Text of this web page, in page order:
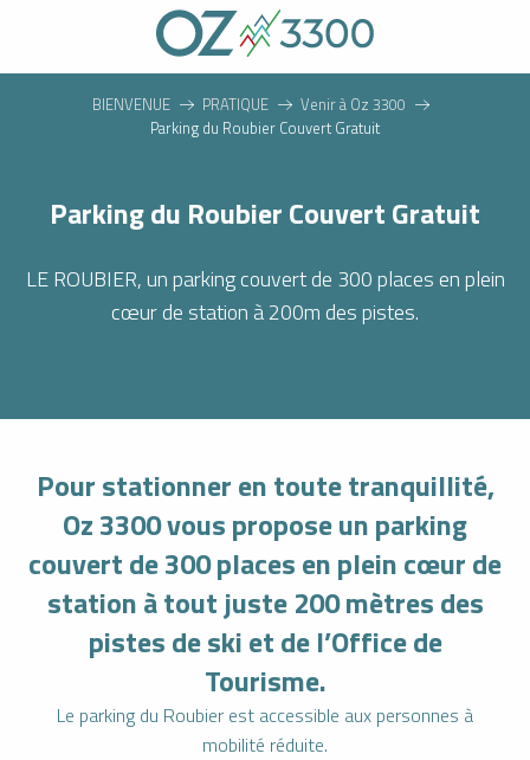
contenu
BIENVENUE PRATIQUE
Venir à Oz 3300
Parking du Roubier Couvert Gratuit
Parking du Roubier Couvert Gratuit
LE ROUBIER, un parking couvert de 300 places en plein
cœur de station à 200m des pistes.
Pour stationner en toute tranquillité,
Oz 3300 vous propose un parking
couvert de 300 places en plein cœur de
station à tout juste 200 mètres des
pistes de ski et de l’Office de
Tourisme.
Le parking du Roubier est accessible aux personnes à
mobilité réduite.